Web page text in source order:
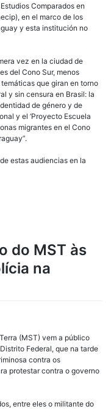
Comparados en
en el marco de los
y esta institución no
vez en la ciudad de
del Cono Sur, menos
que giran en torno
y sin censura en Brasil: la
de género y de
y el ‘Proyecto Escuela
migrantes en el Cono
estas audiencias en la
do MST às
na
(MST) vem a público
Federal, que na tarde
contra os
protestar contra o governo
entre eles o militante do